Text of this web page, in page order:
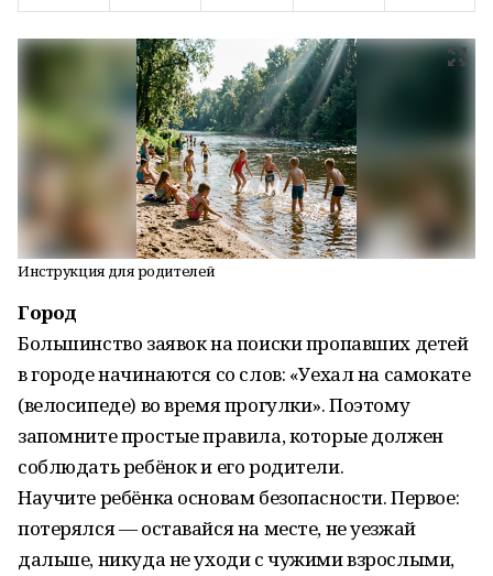
Инструкция для родителей
Город
Большинство заявок на поиски пропавших детей
в городе начинаются со слов: «Уехал на самокате
(велосипеде) во время прогулки». Поэтому
запомните простые правила, которые должен
соблюдать ребёнок и его родители.
Научите ребёнка основам безопасности. Первое:
потерялся — оставайся на месте, не уезжай
дальше, никуда не уходи с чужими взрослыми,